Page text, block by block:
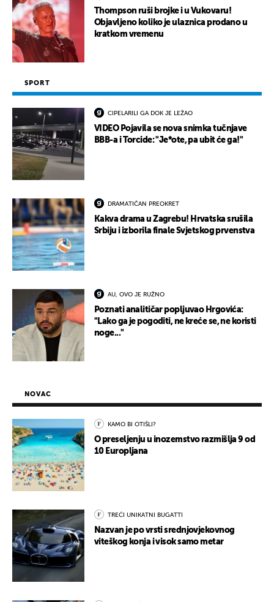
Thompson ruši brojke i u Vukovaru!
Objavljeno koliko je ulaznica prodano u
kratkom vremenu
SPORT
CIPELARILI GA DOK JE LEŽAO
VIDEO Pojavila se nova snimka tučnjave
BBB-a i Torcide: "Je*ote, pa ubit će ga!"
DRAMATIČAN PREOKRET
Kakva drama u Zagrebu! Hrvatska srušila
Srbiju i izborila finale Svjetskog prvenstva
AU, OVO JE RUŽNO
Poznati analitičar popljuvao Hrgovića:
"Lako ga je pogoditi, ne kreće se, ne koristi
noge..."
NOVAC
KAMO BI OTIŠLI?
O preseljenju u inozemstvo razmišlja 9 od
10 Europljana
TREĆI UNIKATNI BUGATTI
Nazvan je po vrsti srednjovjekovnog
viteškog konja i visok samo metar